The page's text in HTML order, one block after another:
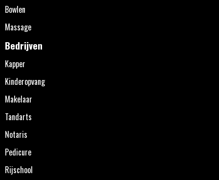
Bowlen
Massage
Bedrijven
Kapper
Kinderopvang
Makelaar
Tandarts
Notaris
Pedicure
Rijschool